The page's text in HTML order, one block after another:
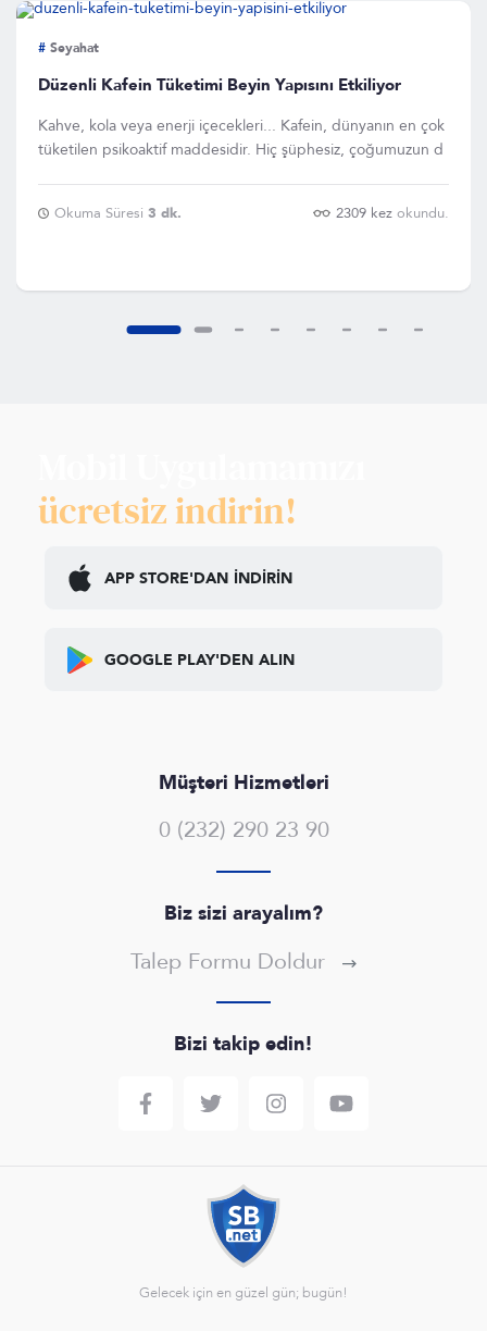
# Seyahat
Düzenli Kafein Tüketimi Beyin Yapısını Etkiliyor
Kahve, kola veya enerji içecekleri... Kafein, dünyanın en çok
tüketilen psikoaktif maddesidir. Hiç şüphesiz, çoğumuzun d
Okuma Süresi 3 dk. 2309 kez okundu.
ücretsiz indirin!
APP STORE'DAN İNDİRİN
GOOGLE PLAY'DEN ALIN
Müşteri Hizmetleri
0 (232) 290 23 90
Biz sizi arayalım?
Talep Formu Doldur
Bizi takip edin!
Gelecek için en güzel gün; bugün!